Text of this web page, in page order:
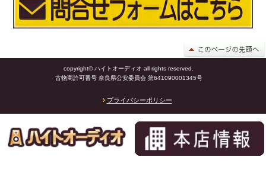
copyright© ハイトオーディオ all rights reserved.
古物商許可番号 奈良県公安委員会 第641090001345号
プライバシーポリシー